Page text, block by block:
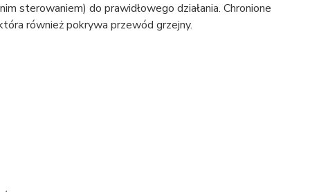
sterowaniem) do prawidłowego działania. Chronione
również pokrywa przewód grzejny.